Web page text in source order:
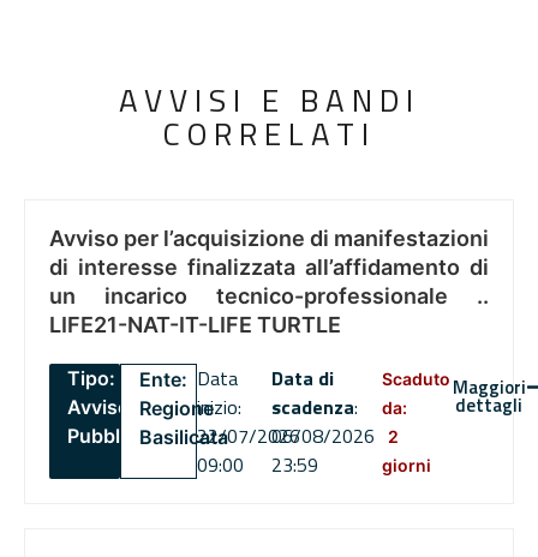
AVVISI E BANDI
CORRELATI
Avviso per l’acquisizione di manifestazioni
di interesse finalizzata all’affidamento di
un incarico tecnico-professionale ..
LIFE21-NAT-IT-LIFE TURTLE
Tipo:
Avviso
Pubblico
Ente:
Regione
Basilicata
Data
inizio:
22/07/2026
09:00
Data di
scadenza:
06/08/2026
23:59
Scaduto
da:
2
giorni
Maggiori
dettagli